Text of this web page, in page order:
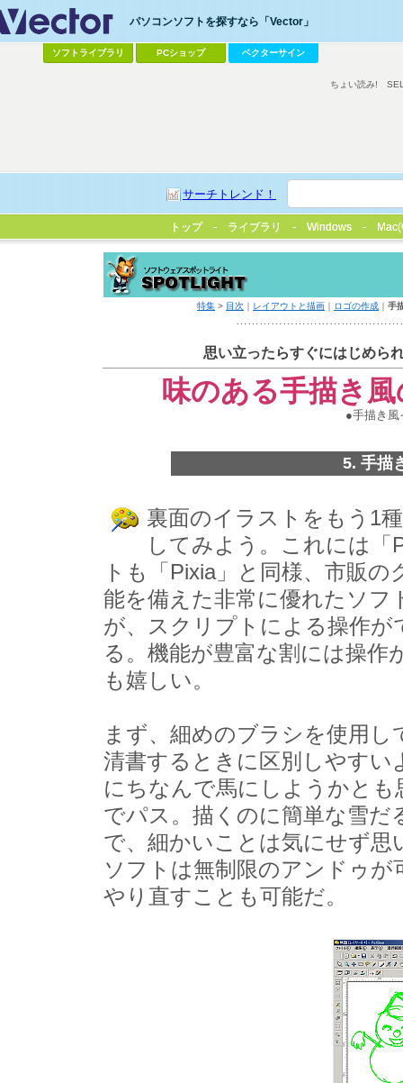
パソコンソフトを探すなら「Vector」
ソフトライブラリ PCショップ ベクターサイン
サーチトレンド！
ちょい読み!
トップ ライブラリ Windows
トップ ライブラリ Windows
特集 > 目次 ｜ レイアウトと描画 ｜ ロゴの作成 ｜ 手
思い立ったらすぐにはじめら
味のある手描き
●手描き
5. 手描
裏面のイラストをもう1
してみよう。これには「
トも「Pixia」と同様、市販
能を備えた非常に優れたソフ
が、スクリプトによる操作
る。機能が豊富な割には操作
も嬉しい。
まず、細めのブラシを使用
清書するときに区別しやすい
にちなんで馬にしようかと
でパス。描くのに簡単な雪
で、細かいことは気にせず
ソフトは無制限のアンドゥ
やり直すことも可能だ。